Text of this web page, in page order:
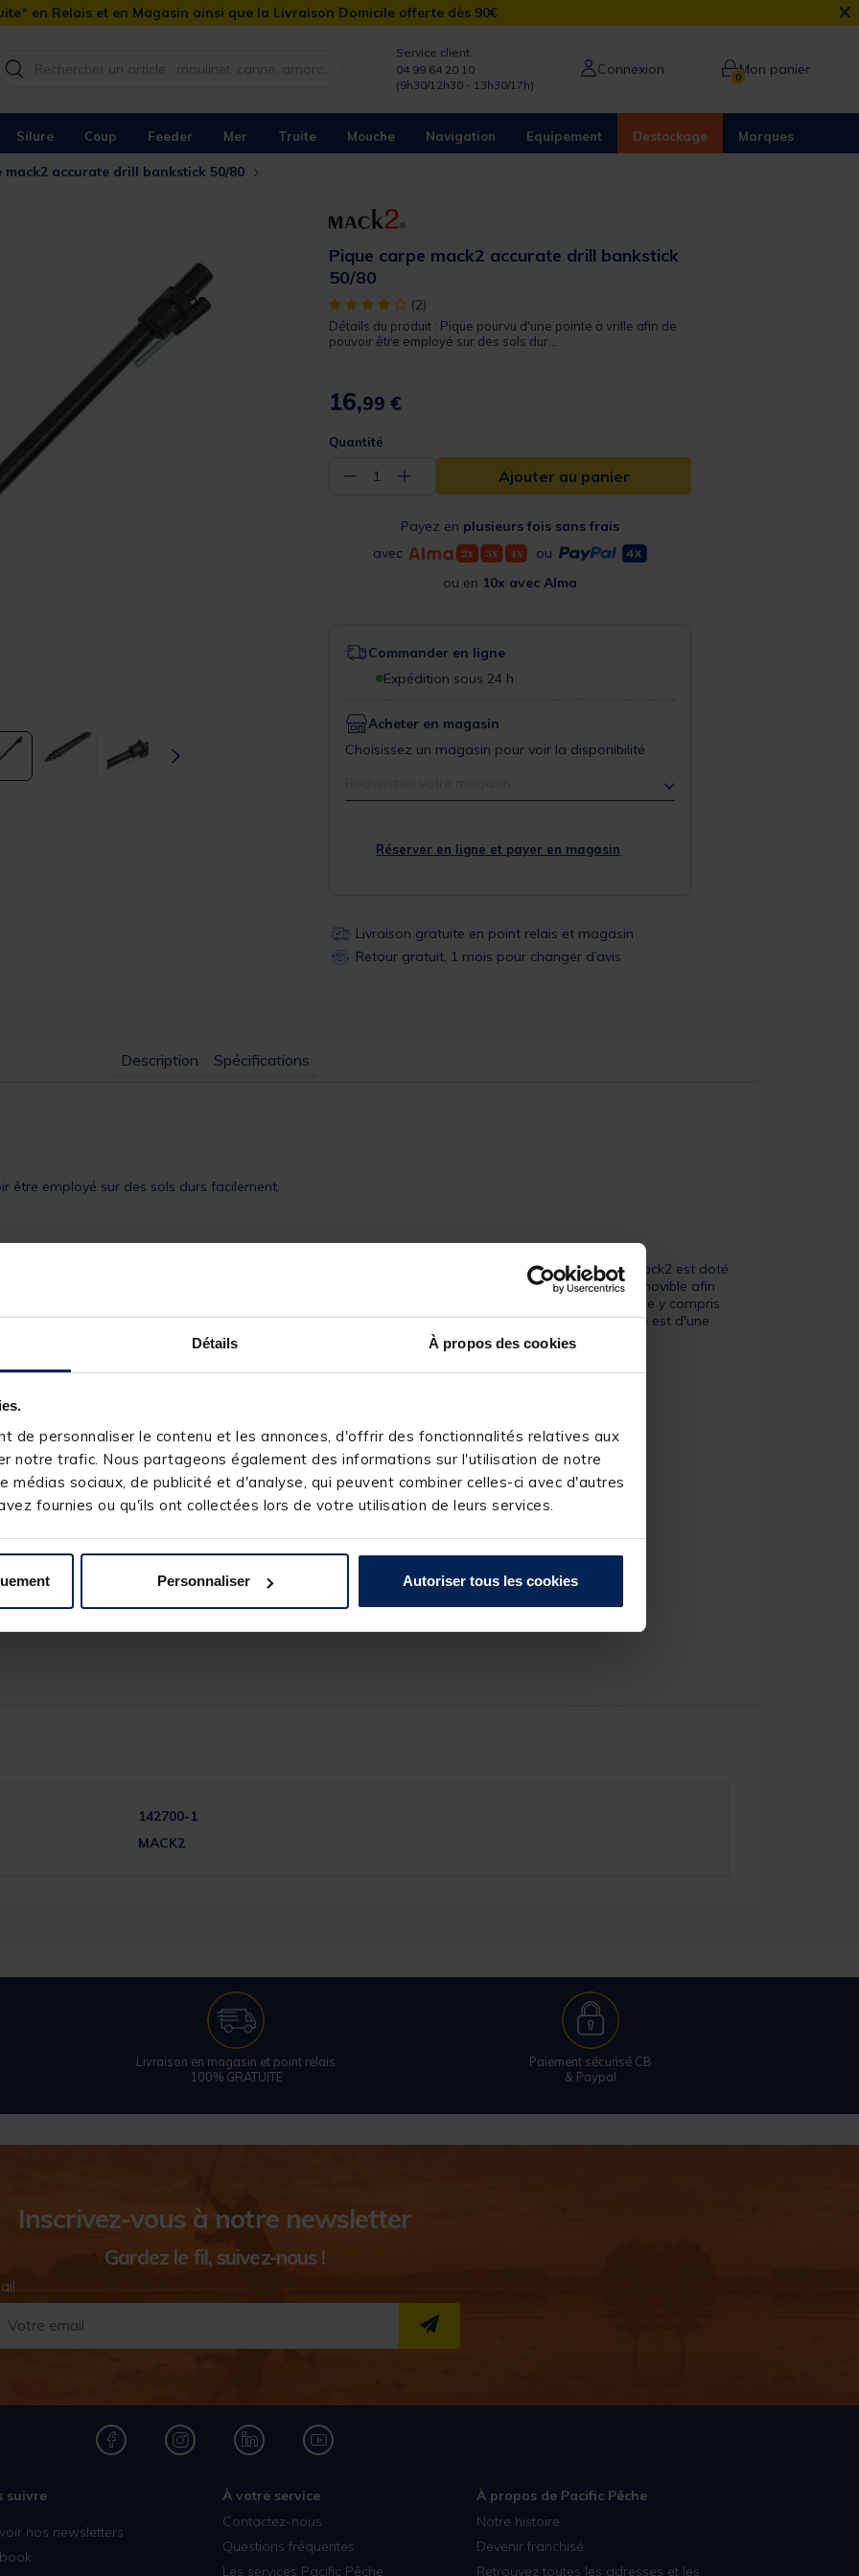
Détails À propos des cookies
de personnaliser le contenu et les annonces, d'offrir des fonctionnalités relatives aux
notre trafic. Nous partageons également des informations sur l'utilisation de notre
médias sociaux, de publicité et d'analyse, qui peuvent combiner celles-ci avec d'autres
fournies ou qu'ils ont collectées lors de votre utilisation de leurs services.
Personnaliser Autoriser tous les cookies
en Relais et en Magasin ainsi que la Livraison Domicile offerte dès 90€ ×
Service client
04 99 64 20 10
(9h30/12h30 - 13h30/17h)
Connexion 0Mon panier
Silure Coup Feeder Mer Truite Mouche Navigation Equipement Destockage Marques
mack2 accurate drill bankstick 50/80
Pique carpe mack2 accurate drill bankstick
50/80
[object Object] out of 5 Customer Rating
(2)
Détails du produit : Pique pourvu d'une pointe à vrille afin de
pouvoir être employé sur des sols dur...
16,99 €
Quantité
− 1 + Ajouter au panier
Payez en plusieurs fois sans frais
avec
ou
ou en 10x avec Alma
Commander en ligne
Expédition sous 24 h
Acheter en magasin
Choisissez un magasin pour voir la disponibilité
Réserver en ligne et payer en magasin
Livraison gratuite en point relais et magasin
Retour gratuit, 1 mois pour changer d’avis
Description Spécifications
être employé sur des sols durs facilement.
réalisé à partir d'aluminium offrant un bon compromis entre solidité et légèreté. Ce pique Mack2 est doté
de pouvoir être utilisé sur des sols durs facilement. De plus, ce pique dispose d'une petite barre amovible afin
l'enfoncer dans le sol. Le système de réglage est conçu afin d'offrir un fonctionnement facile y compris
de pouvoir ajuster comme bon vous semble la hauteur dupique Mack2. Le pas de vis de ce pique est d'une
carpe du marché.
noir offrant ainsi une parfaite discrétion sur les berges ainsi qu'un look sobre.
vous permettant d'être utilisé sur la plupart de vos postes de pêche.
142700-1
MACK2
Livraison en magasin et point relais
100% GRATUITE
Paiement sécurisé CB
& Paypal
Inscrivez-vous à notre newsletter
Gardez le fil, suivez-nous !
S''INSCRIRE
suivre
nos newsletters
À votre service
Contactez-nous
Questions fréquentes
Les services Pacific Pêche
À propos de Pacific Pêche
Notre histoire
Devenir franchisé
Retrouvez toutes les adresses et les